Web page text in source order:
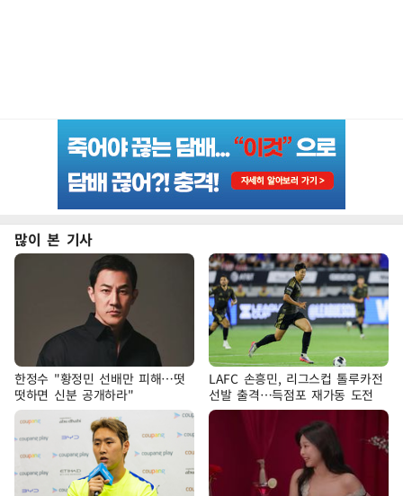
많이 본 기사
한정수 "황정민 선배만 피해…떳
떳하면 신분 공개하라"
LAFC 손흥민, 리그스컵 톨루카전
선발 출격…득점포 재가동 도전